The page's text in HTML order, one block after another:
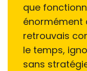
que
énormément
retrouvais
le temps,
sans